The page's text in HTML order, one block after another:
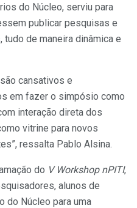
do Núcleo, serviu para
publicar pesquisas e
de maneira dinâmica e
cansativos e
em fazer o simpósio como
interação direta dos
vitrine para novos
ressalta Pablo Alsina.
do V Workshop nPITI,
alunos de
do Núcleo para uma